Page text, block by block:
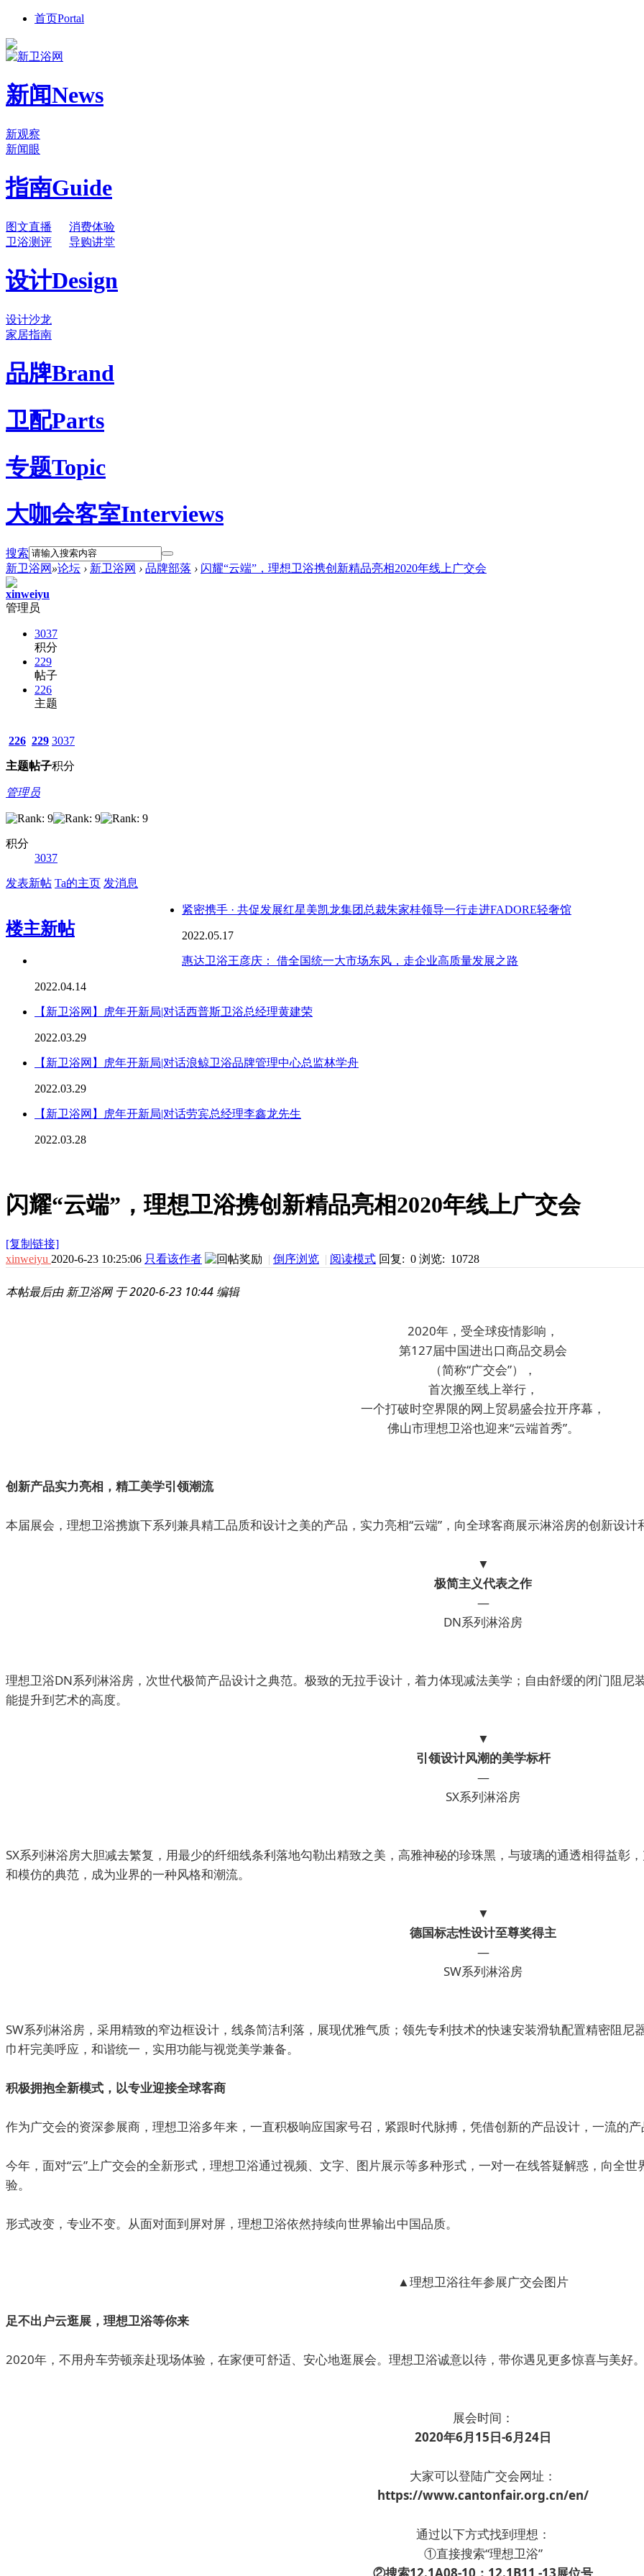
首页Portal
新闻News
新观察
新闻眼
指南Guide
图文直播
消费体验
卫浴测评
导购讲堂
设计Design
设计沙龙
家居指南
品牌Brand
卫配Parts
专题Topic
大咖会客室Interviews
搜索
新卫浴网 »论坛 › 新卫浴网 › 品牌部落 › 闪耀“云端”，理想卫浴携创新精品亮相2020年线上广交会
xinweiyu
管理员
3037
积分
229
帖子
226
主题
226
主题
229
帖子
3037
积分
管理员
积分
3037
发表新帖 Ta的主页 发消息
楼主新帖
紧密携手 · 共促发展红星美凯龙集团总裁朱家桂领导一行走进FADORE轻奢馆
2022.05.17
惠达卫浴王彦庆： 借全国统一大市场东风，走企业高质量发展之路
2022.04.14
【新卫浴网】虎年开新局|对话西普斯卫浴总经理黄建荣
2022.03.29
【新卫浴网】虎年开新局|对话浪鲸卫浴品牌管理中心总监林学舟
2022.03.29
【新卫浴网】虎年开新局|对话劳宾总经理李鑫龙先生
2022.03.28
闪耀“云端”，理想卫浴携创新精品亮相2020年线上广交会
[复制链接]
xinweiyu 2020-6-23 10:25:06 只看该作者 | 倒序浏览 | 阅读模式 回复: 0 浏览: 10728
本帖最后由 新卫浴网 于 2020-6-23 10:44 编辑
2020年，受全球疫情影响，
第127届中国进出口商品交易会
（简称“广交会”），
首次搬至线上举行，
一个打破时空界限的网上贸易盛会拉开序幕，
佛山市理想卫浴也迎来“云端首秀”。
创新产品实力亮相，精工美学引领潮流
本届展会，理想卫浴携旗下系列兼具精工品质和设计之美的产品，实力亮相“云端”，向全球客商展示淋浴房的创新设计
▼
极简主义代表之作
—
DN系列淋浴房
理想卫浴DN系列淋浴房，次世代极简产品设计之典范。极致的无拉手设计，着力体现减法美学；自由舒缓的闭门阻
能提升到艺术的高度。
▼
引领设计风潮的美学标杆
—
SX系列淋浴房
SX系列淋浴房大胆减去繁复，用最少的纤细线条利落地勾勒出精致之美，高雅神秘的珍珠黑，与玻璃的通透相得益彰
和模仿的典范，成为业界的一种风格和潮流。
▼
德国标志性设计至尊奖得主
—
SW系列淋浴房
SW系列淋浴房，采用精致的窄边框设计，线条简洁利落，展现优雅气质；领先专利技术的快速安装滑轨配置精密阻
巾杆完美呼应，和谐统一，实用功能与视觉美学兼备。
积极拥抱全新模式，以专业迎接全球客商
作为广交会的资深参展商，理想卫浴多年来，一直积极响应国家号召，紧跟时代脉搏，凭借创新的产品设计，一流的
今年，面对“云”上广交会的全新形式，理想卫浴通过视频、文字、图片展示等多种形式，一对一在线答疑解惑，向全
验。
形式改变，专业不变。从面对面到屏对屏，理想卫浴依然持续向世界输出中国品质。
▲理想卫浴往年参展广交会图片
足不出户云逛展，理想卫浴等你来
2020年，不用舟车劳顿亲赴现场体验，在家便可舒适、安心地逛展会。理想卫浴诚意以待，带你遇见更多惊喜与美好。
展会时间：
2020年6月15日-6月24日
大家可以登陆广交会网址：
https://www.cantonfair.org.cn/en/
通过以下方式找到理想：
①直接搜索“理想卫浴”
②搜索12.1A08-10；12.1B11 -13展位号